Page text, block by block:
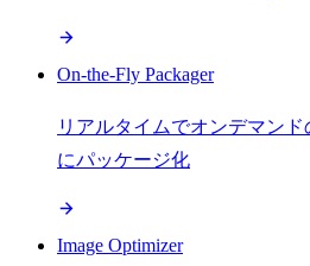
On-the-Fly Packager
リアルタイムでオンデマン
にパッケージ化
Image Optimizer